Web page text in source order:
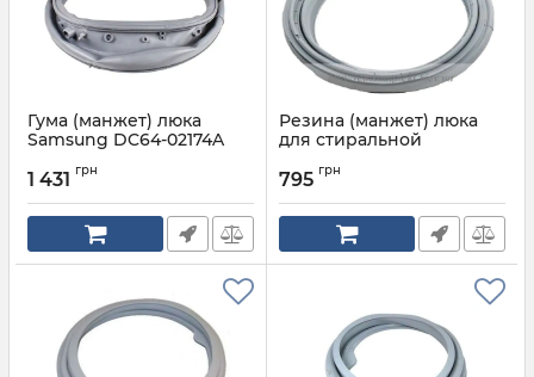
Гума (манжет) люка
Samsung DC64-02174A
Артикул:
1 431 грн
Резина (манжет) люка
для стиральной
ARISTON C00145390
Артикул: С00145390
795 грн